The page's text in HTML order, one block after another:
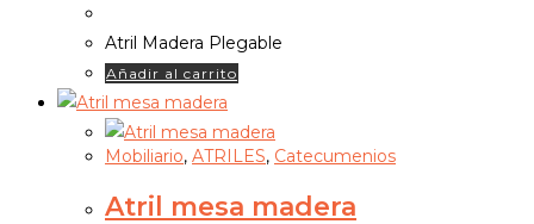
Atril Madera Plegable
Añadir al carrito
Mobiliario, ATRILES, Catecumenios
Atril mesa madera